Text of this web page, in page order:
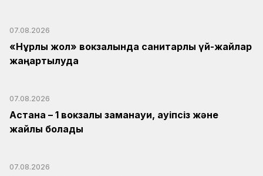
07.08.2026
«Нұрлы жол» вокзалында санитарлық үй-жайлар
жаңартылуда
07.08.2026
Астана – 1 вокзалы заманауи, қауіпсіз және
жайлы болады
07.08.2026